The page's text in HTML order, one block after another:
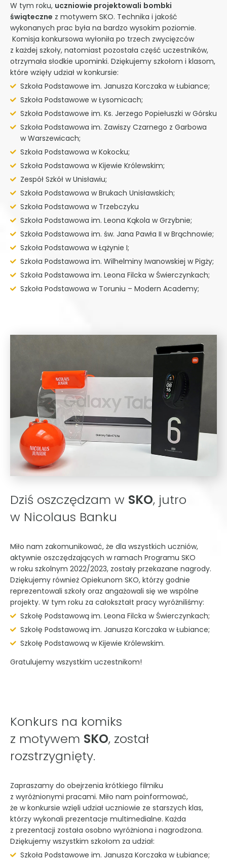
W tym roku, uczniowie projektowali bombki
świąteczne z motywem SKO. Technika i jakość
wykonanych prac była na bardzo wysokim poziomie.
Komisja konkursowa wyłoniła po trzech zwycięzców
z każdej szkoły, natomiast pozostała część uczestników,
otrzymała słodkie upominki. Dziękujemy szkołom i klasom,
które wzięły udział w konkursie:
Szkoła Podstawowe im. Janusza Korczaka w Łubiance;
Szkoła Podstawowe w Łysomicach;
Szkoła Podstawowe im. Ks. Jerzego Popiełuszki w Górsku
Szkoła Podstawowa im. Zawiszy Czarnego z Garbowa
w Warszewicach;
Szkoła Podstawowa w Kokocku;
Szkoła Podstawowa w Kijewie Królewskim;
Zespół Szkół w Unisławiu;
Szkoła Podstawowa w Brukach Unisławskich;
Szkoła Podstawowa w Trzebczyku
Szkoła Podstawowa im. Leona Kąkola w Grzybnie;
Szkoła Podstawowa im. św. Jana Pawła II w Brąchnowie;
Szkoła Podstawowa w Łążynie I;
Szkoła Podstawowa im. Wilhelminy Iwanowskiej w Pigży;
Szkoła Podstawowa im. Leona Filcka w Świerczynkach;
Szkoła Podstawowa w Toruniu – Modern Academy;
Dziś oszczędzam w SKO, jutro
w Nicolaus Banku
Miło nam zakomunikować, że dla wszystkich uczniów,
aktywnie oszczędzających w ramach Programu SKO
w roku szkolnym 2022/2023, zostały przekazane nagrody.
Dziękujemy również Opiekunom SKO, którzy godnie
reprezentowali szkoły oraz angażowali się we wspólne
projekty. W tym roku za całokształt pracy wyróżniliśmy:
Szkołę Podstawową im. Leona Filcka w Świerczynkach;
Szkołę Podstawową im. Janusza Korczaka w Łubiance;
Szkołę Podstawową w Kijewie Królewskim.
Gratulujemy wszystkim uczestnikom!
Konkurs na komiks
z motywem SKO, został
rozstrzygnięty.
Zapraszamy do obejrzenia krótkiego filmiku
z wyróżnionymi pracami. Miło nam poinformować,
że w konkursie wzięli udział uczniowie ze starszych klas,
którzy wykonali prezentacje multimedialne. Każda
z prezentacji została osobno wyróżniona i nagrodzona.
Dziękujemy wszystkim szkołom za udział:
Szkoła Podstawowe im. Janusza Korczaka w Łubiance;